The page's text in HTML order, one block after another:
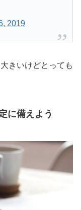
2019
きいけどとっても
に備えよう